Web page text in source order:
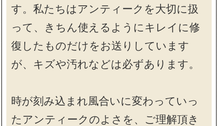
す。私たちはアンティークを大切に扱
って、きちん使えるようにキレイに修
復したものだけをお送りしています
が、キズや汚れなどは必ずあります。
時が刻み込まれ風合いに変わっていっ
たアンティークのよさを、ご理解頂き